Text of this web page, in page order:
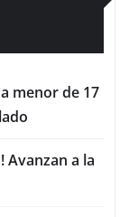
menor de 17
Avanzan a la